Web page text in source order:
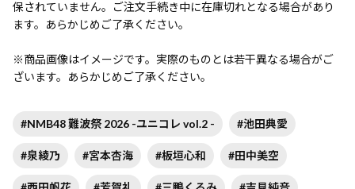
保されていません。ご注文手続き中に在庫切れとなる場合があり
ます。あらかじめご了承ください。
※商品画像はイメージです。実際のものとは若干異なる場合がご
ざいます。あらかじめご了承ください。
#NMB48 難波祭 2026 -ユニコレ vol.2 - #池田典愛
#泉綾乃 #宮本杏海 #板垣心和 #田中美空